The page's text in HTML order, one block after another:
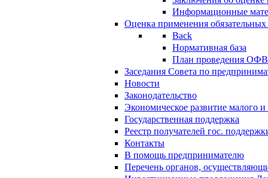
Информационные
Оценка применения
Back
Нормативная база
План проведения
Заседания Совета по
Новости
Законодательство
Экономическое развитие малого и
Государственная поддержка
Реестр получателей гос.
Контакты
В помощь предпринимателю
Перечень органов,